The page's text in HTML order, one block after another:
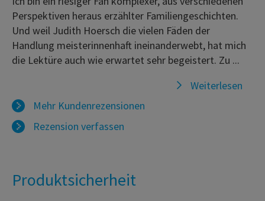
Perspektiven heraus erzählter Familiengeschichten.
Und weil Judith Hoersch die vielen Fäden der
Handlung meisterinnenhaft ineinanderwebt, hat mich
die Lektüre auch wie erwartet sehr begeistert. Zu ...
Weiterlesen
Mehr Kundenrezensionen
Rezension verfassen
Produktsicherheit